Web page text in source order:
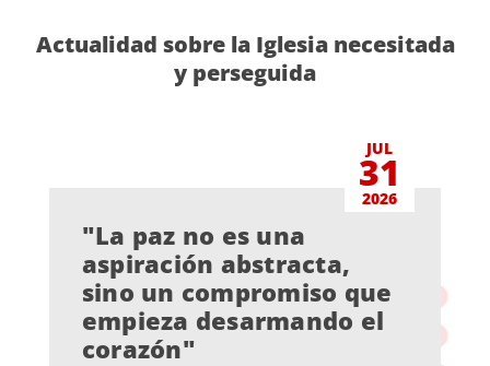
Actualidad sobre la Iglesia necesitada
y perseguida
JUL
31
2026
"La paz no es una
aspiración abstracta,
sino un compromiso que
empieza desarmando el
corazón"